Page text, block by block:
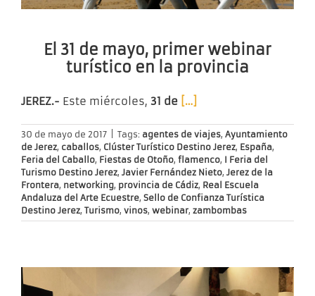
El 31 de mayo, primer webinar
turístico en la provincia
JEREZ.- Este miércoles, 31 de […]
30 de mayo de 2017 Tags: agentes de viajes, Ayuntamiento
de Jerez, caballos, Clúster Turístico Destino Jerez, España,
Feria del Caballo, Fiestas de Otoño, flamenco, I Feria del
Turismo Destino Jerez, Javier Fernández Nieto, Jerez de la
Frontera, networking, provincia de Cádiz, Real Escuela
Andaluza del Arte Ecuestre, Sello de Confianza Turística
Destino Jerez, Turismo, vinos, webinar, zambombas